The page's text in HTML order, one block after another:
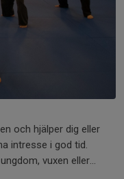
och hjälper dig eller
intresse i god tid.
vuxen eller...